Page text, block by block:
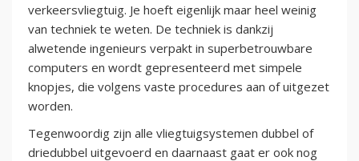
verkeersvliegtuig. Je hoeft eigenlijk maar heel weinig
van techniek te weten. De techniek is dankzij
alwetende ingenieurs verpakt in superbetrouwbare
computers en wordt gepresenteerd met simpele
knopjes, die volgens vaste procedures aan of uitgezet
worden.
Tegenwoordig zijn alle vliegtuigsystemen dubbel of
driedubbel uitgevoerd en daarnaast gaat er ook nog